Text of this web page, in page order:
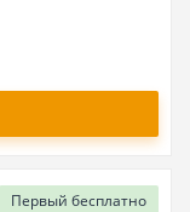
Первый бесплатно